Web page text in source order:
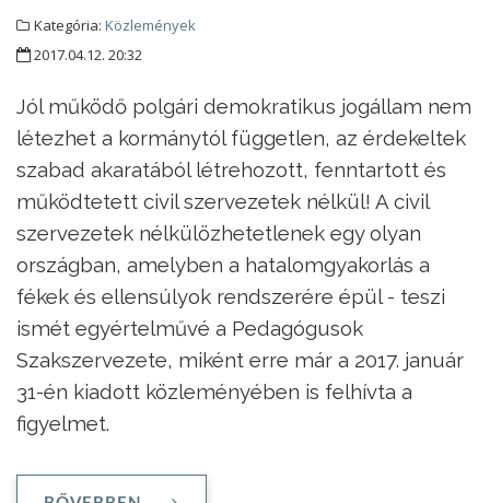
Kategória: Közlemények
2017.04.12. 20:32
Jól működő polgári demokratikus jogállam nem
létezhet a kormánytól független, az érdekeltek
szabad akaratából létrehozott, fenntartott és
működtetett civil szervezetek nélkül! A civil
szervezetek nélkülözhetetlenek egy olyan
országban, amelyben a hatalomgyakorlás a
fékek és ellensúlyok rendszerére épül - teszi
ismét egyértelművé a Pedagógusok
Szakszervezete, miként erre már a 2017. január
31-én kiadott közleményében is felhívta a
figyelmet.